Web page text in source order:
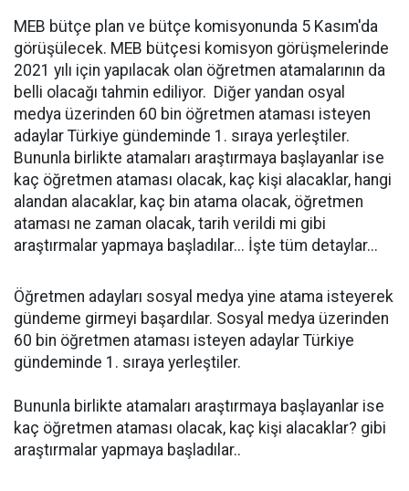
MEB bütçe plan ve bütçe komisyonunda 5 Kasım'da
görüşülecek. MEB bütçesi komisyon görüşmelerinde
2021 yılı için yapılacak olan öğretmen atamalarının da
belli olacağı tahmin ediliyor. Diğer yandan osyal
medya üzerinden 60 bin öğretmen ataması isteyen
adaylar Türkiye gündeminde 1. sıraya yerleştiler.
Bununla birlikte atamaları araştırmaya başlayanlar ise
kaç öğretmen ataması olacak, kaç kişi alacaklar, hangi
alandan alacaklar, kaç bin atama olacak, öğretmen
ataması ne zaman olacak, tarih verildi mi gibi
araştırmalar yapmaya başladılar... İşte tüm detaylar...
Öğretmen adayları sosyal medya yine atama isteyerek
gündeme girmeyi başardılar. Sosyal medya üzerinden
60 bin öğretmen ataması isteyen adaylar Türkiye
gündeminde 1. sıraya yerleştiler.
Bununla birlikte atamaları araştırmaya başlayanlar ise
kaç öğretmen ataması olacak, kaç kişi alacaklar? gibi
araştırmalar yapmaya başladılar..